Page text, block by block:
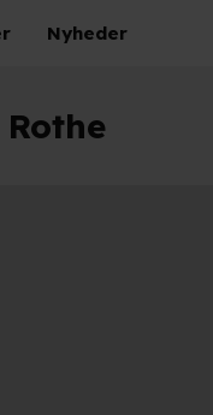
Nyheder
hovedrolle i